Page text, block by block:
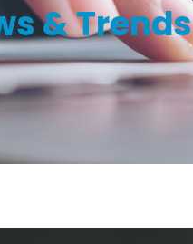
& Trends